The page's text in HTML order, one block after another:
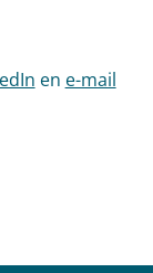
en e-mail